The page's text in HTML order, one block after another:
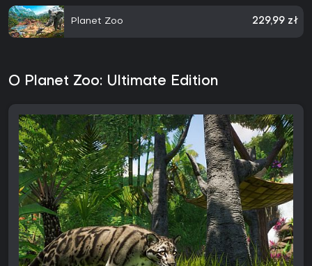
Planet Zoo 229,99 zł
O Planet Zoo: Ultimate Edition